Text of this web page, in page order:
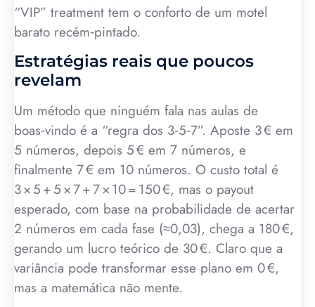
“VIP” treatment tem o conforto de um motel
barato recém‑pintado.
Estratégias reais que poucos
revelam
Um método que ninguém fala nas aulas de
boas‑vindo é a “regra dos 3‑5‑7”. Aposte 3 € em
5 números, depois 5 € em 7 números, e
finalmente 7 € em 10 números. O custo total é
3 × 5 + 5 × 7 + 7 × 10 = 150 €, mas o payout
esperado, com base na probabilidade de acertar
2 números em cada fase (≈0,03), chega a 180 €,
gerando um lucro teórico de 30 €. Claro que a
variância pode transformar esse plano em 0 €,
mas a matemática não mente.